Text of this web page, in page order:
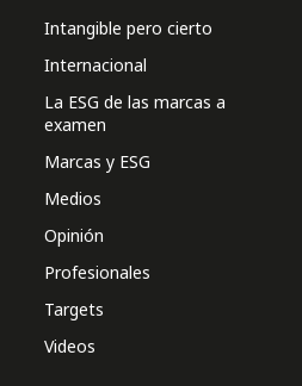
Intangible pero cierto
Internacional
La ESG de las marcas a
examen
Marcas y ESG
Medios
Opinión
Profesionales
Targets
Videos